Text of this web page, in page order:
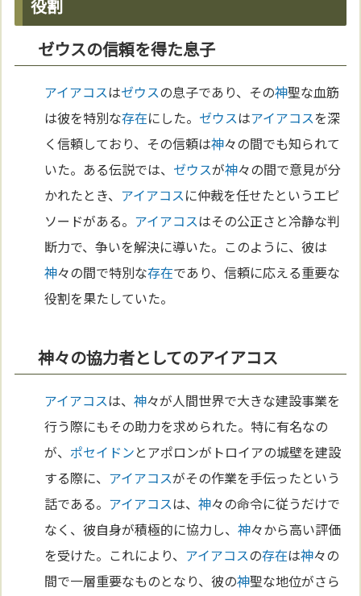
役割
ゼウスの信頼を得た息子
アイアコスはゼウスの息子であり、その神聖な血筋
は彼を特別な存在にした。 ゼウスはアイアコスを深
く信頼しており、その信頼は神々の間でも知られて
いた。ある伝説では、 ゼウスが神々の間で意見が分
かれたとき、 アイアコスに仲裁を任せたというエピ
ソードがある。 アイアコスはその公正さと冷静な判
断力で、争いを解決に導いた。このように、彼は
神々の間で特別な存在であり、信頼に応える重要な
役割を果たしていた。
神々の協力者としてのアイアコス
アイアコスは、神々が人間世界で大きな建設事業を
行う際にもその助力を求められた。特に有名なの
が、 ポセイドンとアポロンがトロイアの城壁を建設
する際に、 アイアコスがその作業を手伝ったという
話である。 アイアコスは、神々の命令に従うだけで
なく、彼自身が積極的に協力し、神々から高い評価
を受けた。これにより、 アイアコスの存在は神々の
間で一層重要なものとなり、彼の神聖な地位がさら